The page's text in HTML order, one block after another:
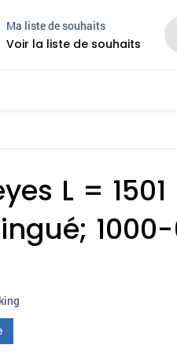
Ma liste de souhaits
Voir la liste de souhaits
L =